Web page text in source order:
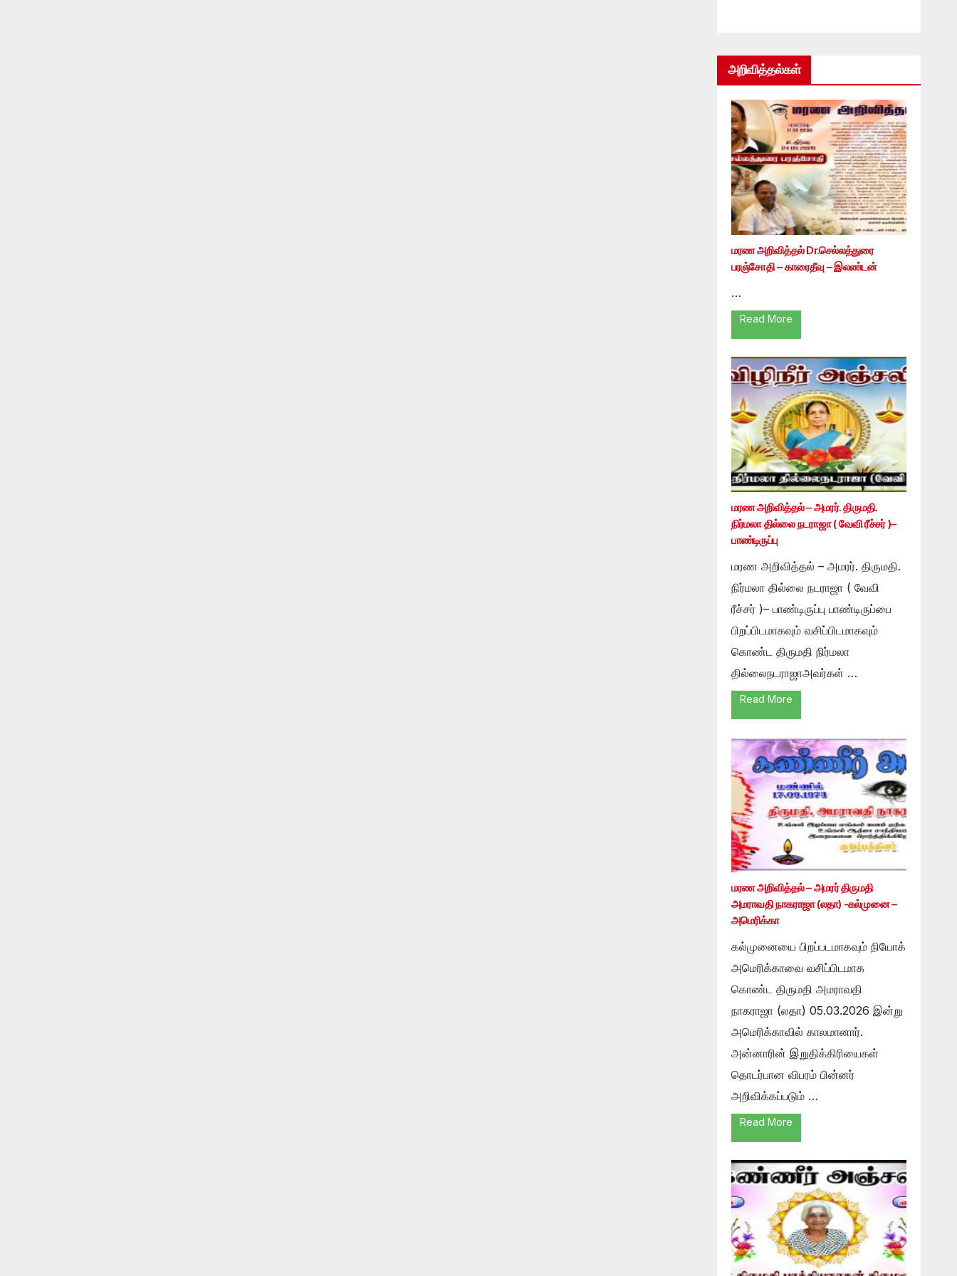
அறிவித்தல்கள்
மரண அறிவித்தல் Dr.செல்லத்துரை
பரஞ்சோதி – காரைதீவு – இலண்டன்
…
Read More
மரண அறிவித்தல் – அமரர். திருமதி.
நிர்மலா தில்லை நடராஜா ( வேவி ரீச்சர் )–
பாண்டிருப்பு
மரண அறிவித்தல் – அமரர். திருமதி.
நிர்மலா தில்லை நடராஜா ( வேவி
ரீச்சர் )– பாண்டிருப்பு பாண்டிருப்பை
பிறப்பிடமாகவும் வசிப்பிடமாகவும்
கொண்ட திருமதி நிர்மலா
தில்லைநடராஜாஅவர்கள் …
Read More
மரண அறிவித்தல் – அமரர் திருமதி
அமராவதி நாகராஜா (லதா) -கல்முனை –
அமெரிக்கா
கல்முனையை பிறப்படமாகவும் நியோக்
அமெரிக்காவை வசிப்பிடமாக
கொண்ட திருமதி அமராவதி
நாகராஜா (லதா) 05.03.2026 இன்று
அமெரிக்காவில் காலமானார்.
அன்னாரின் இறுதிக்கிரியைகள்
தொடர்பான விபரம் பின்னர்
அறிவிக்கப்படும் …
Read More